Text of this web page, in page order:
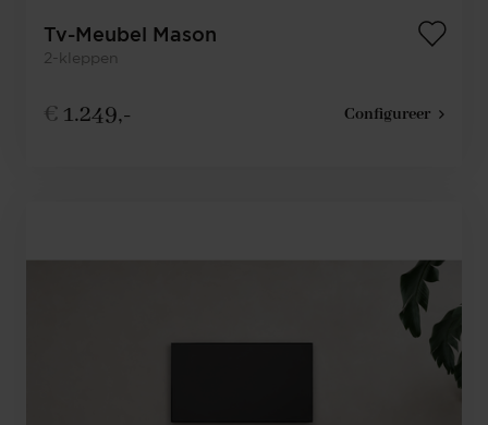
Tv-Meubel Mason
2-kleppen
€ 1.249,- Configureer